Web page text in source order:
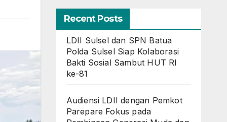
Recent Posts
LDII Sulsel dan SPN Batua
Polda Sulsel Siap Kolaborasi
Bakti Sosial Sambut HUT RI
ke-81
Audiensi LDII dengan Pemkot
Parepare Fokus pada